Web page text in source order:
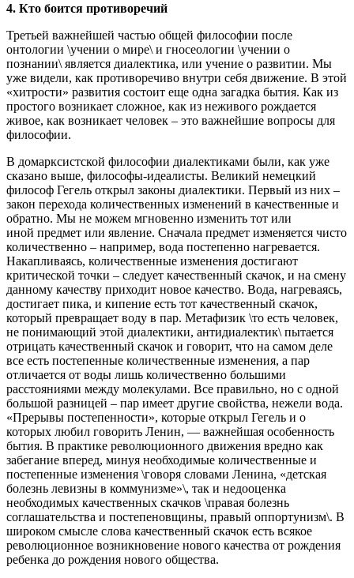
4. Кто боится противоречий
Третьей важнейшей частью общей философии после
онтологии \учении о мире\ и гносеологии \учении о
познании\ является диалектика, или учение о развитии. Мы
уже видели, как противоречиво внутри себя движение. В этой
«хитрости» развития состоит еще одна загадка бытия. Как из
простого возникает сложное, как из неживого рождается
живое, как возникает человек – это важнейшие вопросы для
философии.
В домарксистской философии диалектиками были, как уже
сказано выше, философы-идеалисты. Великий немецкий
философ Гегель открыл законы диалектики. Первый из них –
закон перехода количественных изменений в качественные и
обратно. Мы не можем мгновенно изменить тот или
иной предмет или явление. Сначала предмет изменяется чисто
количественно – например, вода постепенно нагревается.
Накапливаясь, количественные изменения достигают
критической точки – следует качественный скачок, и на смену
данному качеству приходит новое качество. Вода, нагреваясь,
достигает пика, и кипение есть тот качественный скачок,
который превращает воду в пар. Метафизик \то есть человек,
не понимающий этой диалектики, антидиалектик\ пытается
отрицать качественный скачок и говорит, что на самом деле
все есть постепенные количественные изменения, а пар
отличается от воды лишь количественно большими
расстояниями между молекулами. Все правильно, но с одной
большой разницей – пар имеет другие свойства, нежели вода.
«Прерывы постепенности», которые открыл Гегель и о
которых любил говорить Ленин, — важнейшая особенность
бытия. В практике революционного движения вредно как
забегание вперед, минуя необходимые количественные и
постепенные изменения \говоря словами Ленина, «детская
болезнь левизны в коммунизме»\, так и недооценка
необходимых качественных скачков \правая болезнь
соглашательства и постепеновщины, правый оппортунизм\. В
широком смысле слова качественный скачок есть всякое
революционное возникновение нового качества от рождения
ребенка до рождения нового общества.